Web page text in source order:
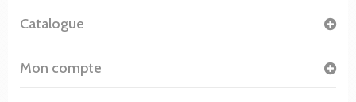
Catalogue
Mon compte